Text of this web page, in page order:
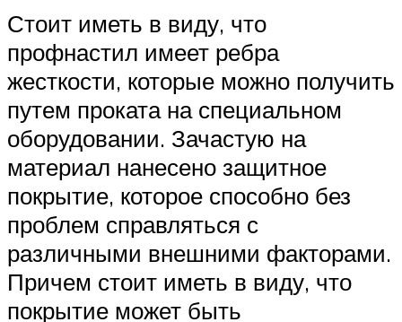
Стоит иметь в виду, что
профнастил имеет ребра
жесткости, которые можно получить
путем проката на специальном
оборудовании. Зачастую на
материал нанесено защитное
покрытие, которое способно без
проблем справляться с
различными внешними факторами.
Причем стоит иметь в виду, что
покрытие может быть